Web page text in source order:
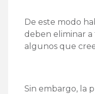
De este modo
deben eliminar a
algunos que
Sin embargo, la